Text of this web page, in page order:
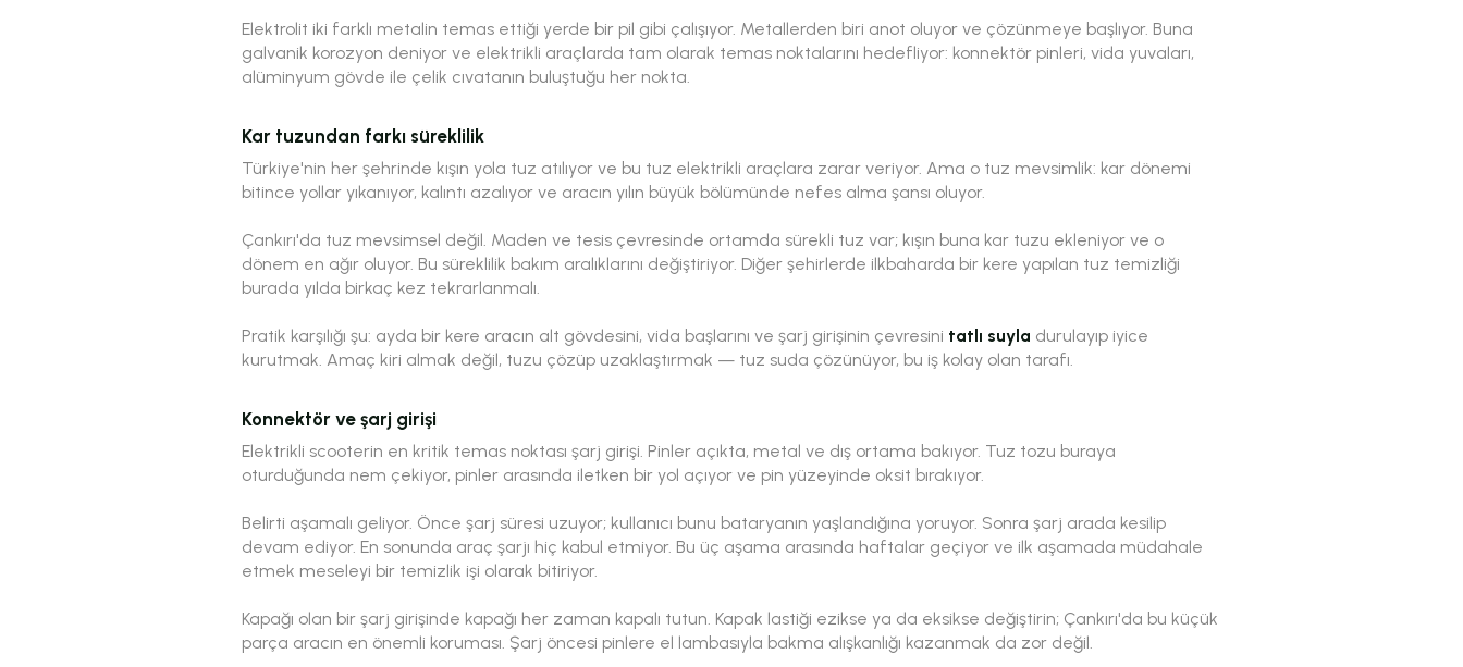
Elektrolit iki farklı metalin temas ettiği yerde bir pil gibi çalışıyor. Metallerden biri anot oluyor ve çözünmeye başlıyor. Buna
galvanik korozyon deniyor ve elektrikli araçlarda tam olarak temas noktalarını hedefliyor: konnektör pinleri, vida yuvaları,
alüminyum gövde ile çelik cıvatanın buluştuğu her nokta.
Kar tuzundan farkı süreklilik
Türkiye'nin her şehrinde kışın yola tuz atılıyor ve bu tuz elektrikli araçlara zarar veriyor. Ama o tuz mevsimlik: kar dönemi
bitince yollar yıkanıyor, kalıntı azalıyor ve aracın yılın büyük bölümünde nefes alma şansı oluyor.
Çankırı'da tuz mevsimsel değil. Maden ve tesis çevresinde ortamda sürekli tuz var; kışın buna kar tuzu ekleniyor ve o
dönem en ağır oluyor. Bu süreklilik bakım aralıklarını değiştiriyor. Diğer şehirlerde ilkbaharda bir kere yapılan tuz temizliği
burada yılda birkaç kez tekrarlanmalı.
Pratik karşılığı şu: ayda bir kere aracın alt gövdesini, vida başlarını ve şarj girişinin çevresini tatlı suyla durulayıp iyice
kurutmak. Amaç kiri almak değil, tuzu çözüp uzaklaştırmak — tuz suda çözünüyor, bu iş kolay olan tarafı.
Konnektör ve şarj girişi
Elektrikli scooterin en kritik temas noktası şarj girişi. Pinler açıkta, metal ve dış ortama bakıyor. Tuz tozu buraya
oturduğunda nem çekiyor, pinler arasında iletken bir yol açıyor ve pin yüzeyinde oksit bırakıyor.
Belirti aşamalı geliyor. Önce şarj süresi uzuyor; kullanıcı bunu bataryanın yaşlandığına yoruyor. Sonra şarj arada kesilip
devam ediyor. En sonunda araç şarjı hiç kabul etmiyor. Bu üç aşama arasında haftalar geçiyor ve ilk aşamada müdahale
etmek meseleyi bir temizlik işi olarak bitiriyor.
Kapağı olan bir şarj girişinde kapağı her zaman kapalı tutun. Kapak lastiği ezikse ya da eksikse değiştirin; Çankırı'da bu küçük
parça aracın en önemli koruması. Şarj öncesi pinlere el lambasıyla bakma alışkanlığı kazanmak da zor değil.